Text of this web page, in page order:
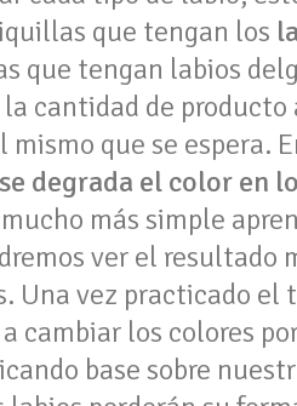
que tengan los
que tengan labios
cantidad de producto
que se espera.
degrada el color en
más simple
ver el resultado
Una vez practicado el
cambiar los colores
base sobre